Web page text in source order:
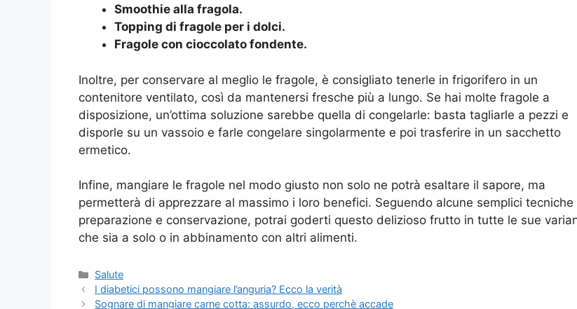
Smoothie alla fragola.
Topping di fragole per i dolci.
Fragole con cioccolato fondente.
Inoltre, per conservare al meglio le fragole, è consigliato tenerle in frigorifero in un
contenitore ventilato, così da mantenersi fresche più a lungo. Se hai molte fragole a
disposizione, un’ottima soluzione sarebbe quella di congelarle: basta tagliarle a pezzi e
disporle su un vassoio e farle congelare singolarmente e poi trasferire in un sacchetto
ermetico.
Infine, mangiare le fragole nel modo giusto non solo ne potrà esaltare il sapore, ma
permetterà di apprezzare al massimo i loro benefici. Seguendo alcune semplici tecniche
preparazione e conservazione, potrai goderti questo delizioso frutto in tutte le sue
che sia a solo o in abbinamento con altri alimenti.
Categorie
Salute
I diabetici possono mangiare l’anguria? Ecco la verità
Sognare di mangiare carne cotta: assurdo, ecco perchè accade